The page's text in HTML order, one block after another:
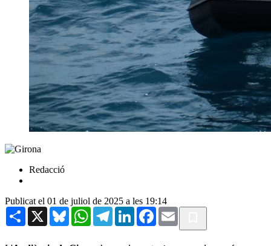
Redacció
Publicat el 01 de juliol de 2025 a les 19:14
Share X BlueskyWhatsAppTelegramLinkedInFacebook
Email